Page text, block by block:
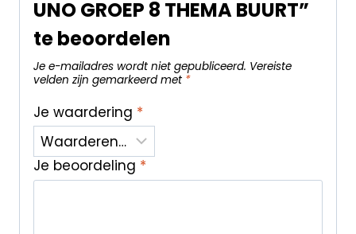
UNO GROEP 8 THEMA BUURT”
te beoordelen
Je e-mailadres wordt niet gepubliceerd. Vereiste
velden zijn gemarkeerd met *
Je waardering *
Je beoordeling *